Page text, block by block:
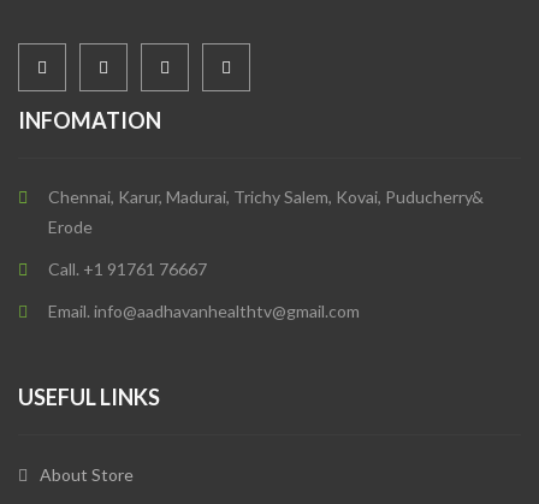
INFOMATION
Chennai, Karur, Madurai, Trichy Salem, Kovai, Puducherry&
Erode
Call. +1 91761 76667
Email. info@aadhavanhealthtv@gmail.com
USEFUL LINKS
About Store